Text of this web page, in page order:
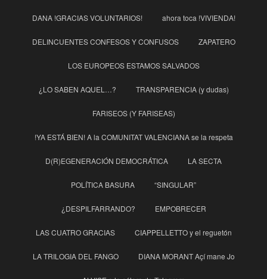
DANA !GRACIAS VOLUNTARIOS! ahora toca !VIVIENDA!
DELINCUENTES CONFESOS Y CONFUSOS ZAPATERO
LOS EUROPEOS ESTAMOS SALVADOS
¿LO SABEN AQUEL…? TRANSPARENCIA (y dudas)
FARISEOS (Y FARISEAS)
!YA ESTÁ BIEN! A la COMUNITAT VALENCIANA se la respeta
D(R)EGENERACIÓN DEMOCRÁTICA LA SECTA
POLÍTICA BASURA “SINGULAR”
¿DESPILFARRANDO? EMPOBRECER
LAS CUATRO GRACIAS CIAPPELLETTO y el reguetón
LA TRILOGIA DEL FANGO DIANA MORANT Açí mane Jo